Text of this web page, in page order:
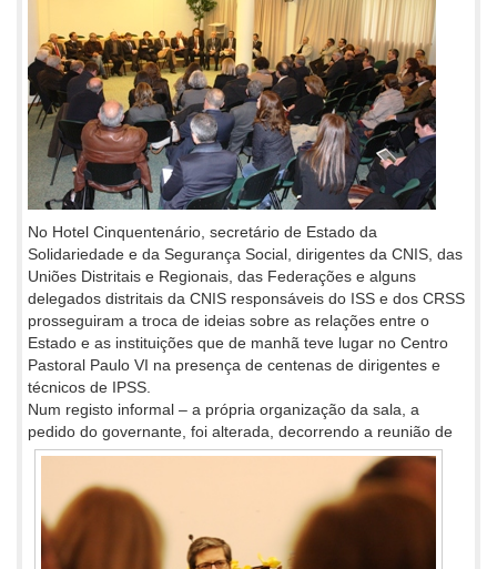
No Hotel Cinquentenário, secretário de Estado da
Solidariedade e da Segurança Social, dirigentes da CNIS, das
Uniões Distritais e Regionais, das Federações e alguns
delegados distritais da CNIS responsáveis do ISS e dos CRSS
prosseguiram a troca de ideias sobre as relações entre o
Estado e as instituições que de manhã teve lugar no Centro
Pastoral Paulo VI na presença de centenas de dirigentes e
técnicos de IPSS.
Num registo informal – a própria organização da sala, a
pedido do governante, foi alterada, decorrendo a reunião de